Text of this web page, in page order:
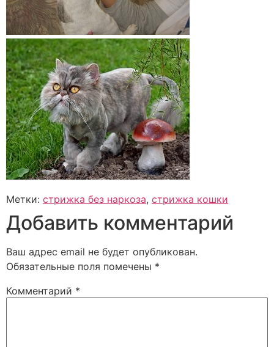
Метки: стрижка без наркоза, стрижка кошки
Добавить комментарий
Ваш адрес email не будет опубликован.
Обязательные поля помечены *
Комментарий *